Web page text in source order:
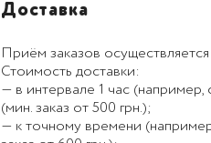
Доставка
Приём заказов осуществляется
Стоимость доставки:
— в интервале 1 час (например,
(мин. заказ от 500 грн.);
— к точному времени